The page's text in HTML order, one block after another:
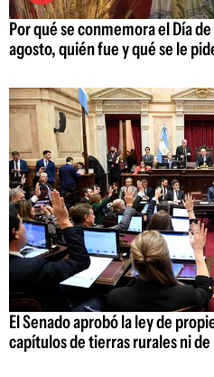
Por qué se conmemora el Día
agosto, quién fue y qué se le
El Senado aprobó la ley de
capítulos de tierras rurales ni